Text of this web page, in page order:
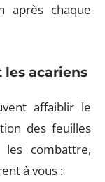
après chaque
les acariens
affaiblir le
des feuilles
combattre,
à vous :